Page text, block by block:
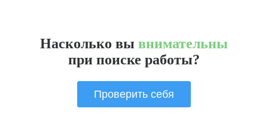
Насколько вы внимательны
при поиске работы?
Проверить себя